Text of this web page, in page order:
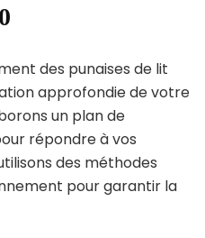
des punaises de lit
approfondie de votre
un plan de
répondre à vos
des méthodes
pour garantir la